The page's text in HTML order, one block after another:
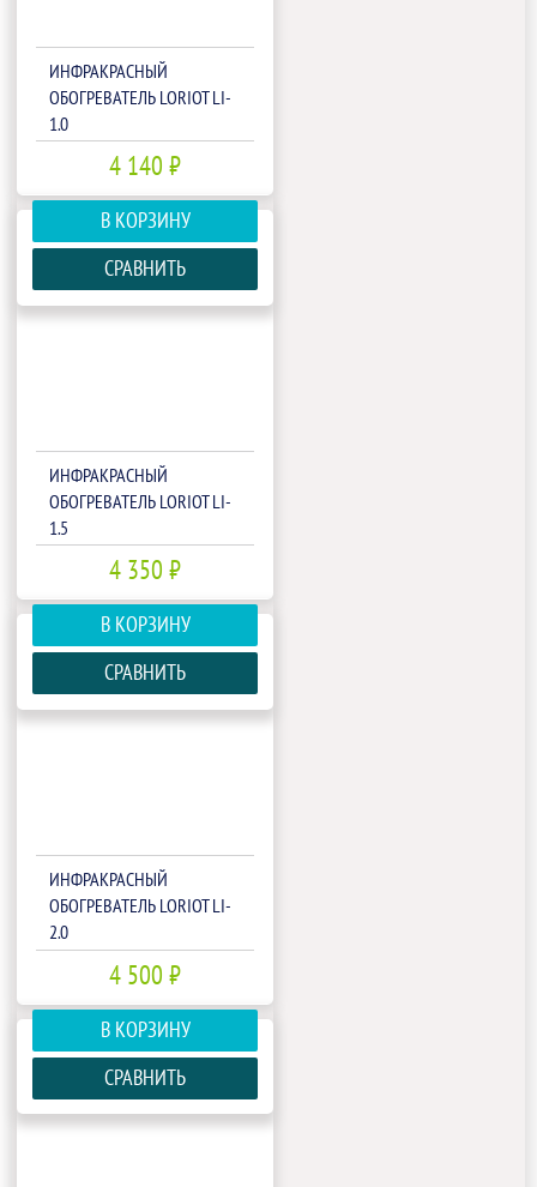
ИНФРАКРАСНЫЙ
ОБОГРЕВАТЕЛЬ LORIOT LI-
1.0
4 140 ₽
В КОРЗИНУ
СРАВНИТЬ
ИНФРАКРАСНЫЙ
ОБОГРЕВАТЕЛЬ LORIOT LI-
1.5
4 350 ₽
В КОРЗИНУ
СРАВНИТЬ
ИНФРАКРАСНЫЙ
ОБОГРЕВАТЕЛЬ LORIOT LI-
2.0
4 500 ₽
В КОРЗИНУ
СРАВНИТЬ